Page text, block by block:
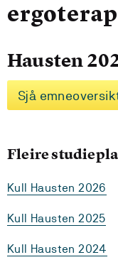
Hausten
Sjå
Fleire
Kull Hausten 2026
Kull Hausten 2025
Kull Hausten 2024